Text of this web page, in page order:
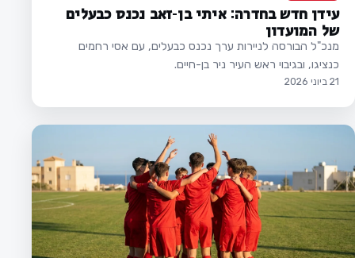
עידן חדש בחדרה: איתי בן-זאב נכנס כבעלים
של המועדון
מנכ"ל הבורסה לניירות ערך נכנס כבעלים, עם אסי רחמים
כנציגו, ובגיבוי ראש העיר ניר בן-חיים.
21 ביוני 2026